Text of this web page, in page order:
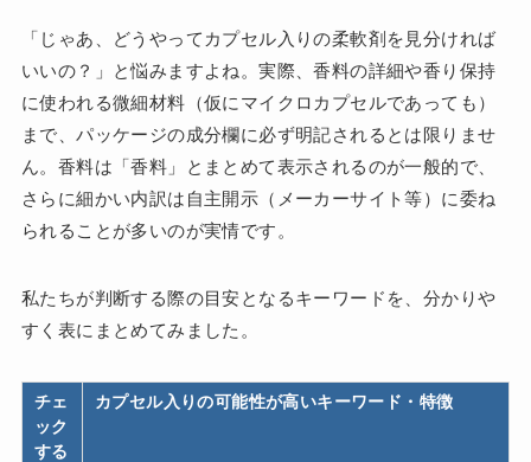
「じゃあ、どうやってカプセル入りの柔軟剤を見分ければ
いいの？」と悩みますよね。実際、香料の詳細や香り保持
に使われる微細材料（仮にマイクロカプセルであっても）
まで、パッケージの成分欄に必ず明記されるとは限りませ
ん。香料は「香料」とまとめて表示されるのが一般的で、
さらに細かい内訳は自主開示（メーカーサイト等）に委ね
られることが多いのが実情です。
私たちが判断する際の目安となるキーワードを、分かりや
すく表にまとめてみました。
チェ
ック
する
カプセル入りの可能性が高いキーワード・特徴